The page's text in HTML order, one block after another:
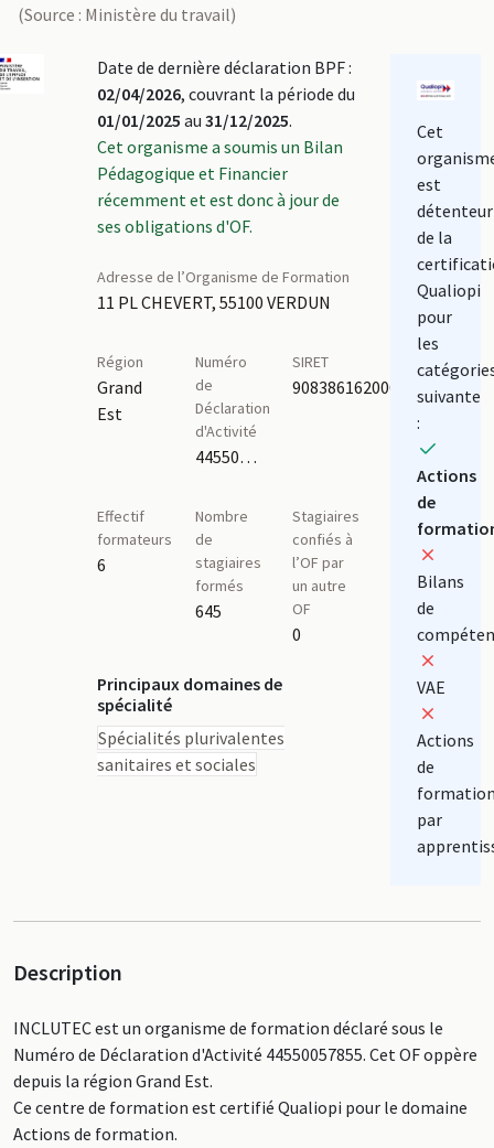
(Source : Ministère du travail)
Date de dernière déclaration BPF :
02/04/2026, couvrant la période du
01/01/2025 au 31/12/2025.
Cet organisme a soumis un Bilan
Pédagogique et Financier
récemment et est donc à jour de
ses obligations d'OF.
Adresse de l’Organisme de Formation
11 PL CHEVERT, 55100 VERDUN
Région
Grand
Est
Numéro
de
Déclaration
d'Activité
44550057855
SIRET
90838616200014
Effectif
formateurs
6
Nombre
de
stagiaires
formés
645
Stagiaires
confiés à
l’OF par
un autre
OF
0
Principaux domaines de
spécialité
Spécialités plurivalentes
sanitaires et sociales
Cet
est
détenteur
de la
Qualiopi
pour
les
suivante
:
Actions
de
Bilans
de
VAE
Actions
de
par
Description
INCLUTEC est un organisme de formation déclaré sous le
Numéro de Déclaration d'Activité 44550057855. Cet OF oppère
depuis la région Grand Est.
Ce centre de formation est certifié Qualiopi pour le domaine
Actions de formation.